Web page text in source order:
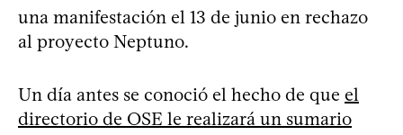
una manifestación el 13 de junio en rechazo
al proyecto Neptuno.
Un día antes se conoció el hecho de que el
directorio de OSE le realizará un sumario